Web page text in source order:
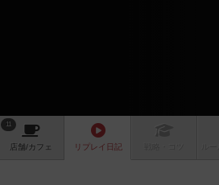
11
店舗/カフェ リプレイ 日記